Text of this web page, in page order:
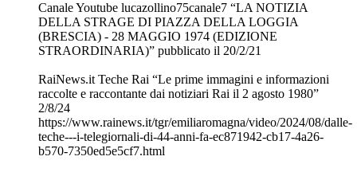
Canale Youtube lucazollino75canale7 “LA NOTIZIA
DELLA STRAGE DI PIAZZA DELLA LOGGIA
(BRESCIA) - 28 MAGGIO 1974 (EDIZIONE
STRAORDINARIA)” pubblicato il 20/2/21
RaiNews.it Teche Rai “Le prime immagini e informazioni
raccolte e raccontante dai notiziari Rai il 2 agosto 1980”
2/8/24
https://www.rainews.it/tgr/emiliaromagna/video/2024/08/dalle-
teche---i-telegiornali-di-44-anni-fa-ec871942-cb17-4a26-
b570-7350ed5e5cf7.html